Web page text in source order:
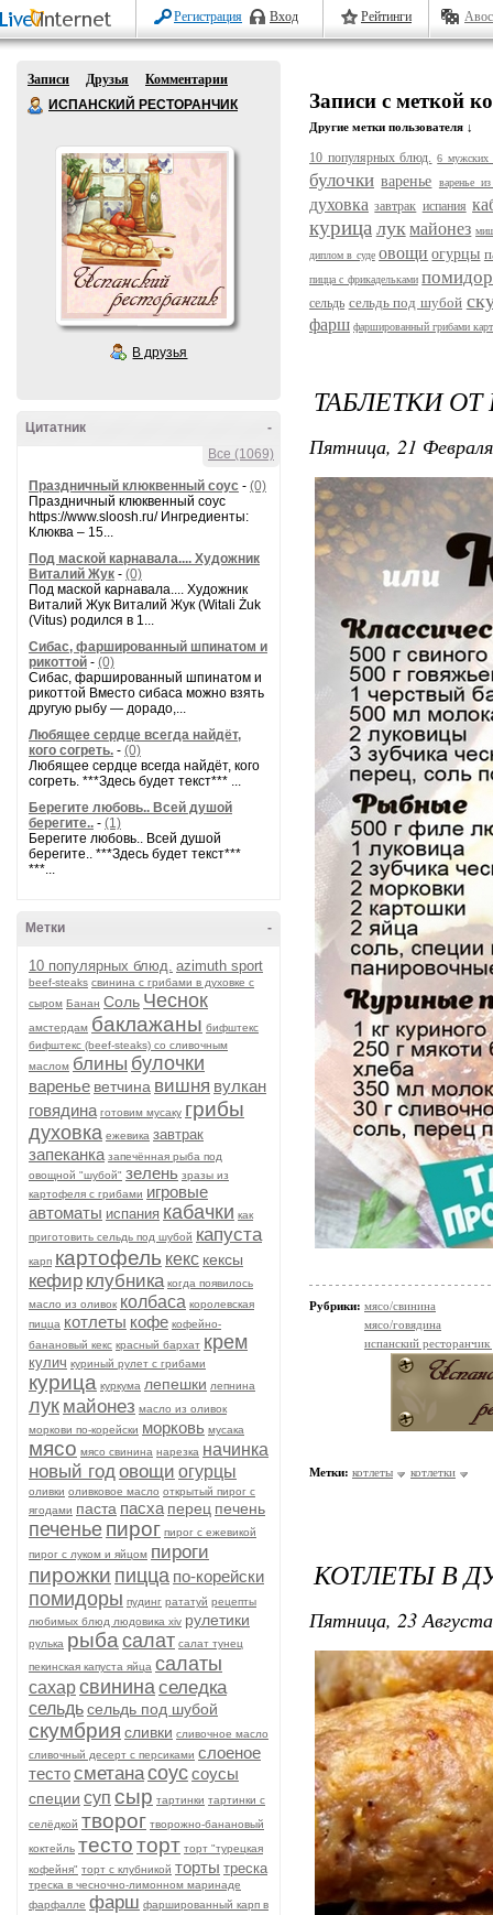
Регистрация Вход Рейтинги
Записи Друзья
Комментарии
ИСПАНСКИЙ РЕСТОРАНЧИК
В друзья
-
Цитатник
Все (1069)
Праздничный клюквенный соус - (0)
Праздничный клюквенный соус
https://www.sloosh.ru/ Ингредиенты:
Клюква – 15...
Под маской карнавала.... Художник
Виталий Жук - (0)
Под маской карнавала.... Художник
Виталий Жук Виталий Жук (Witali Żuk
(Vitus) родился в 1...
Сибас, фаршированный шпинатом и
рикоттой - (0)
Сибас, фаршированный шпинатом и
рикоттой Вместо сибаса можно взять
другую рыбу — дорадо,...
Любящее сердце всегда найдёт,
кого согреть. - (0)
Любящее сердце всегда найдёт, кого
согреть. ***Здесь будет текст*** ...
Берегите любовь.. Всей душой
берегите.. - (1)
Берегите любовь.. Всей душой
берегите.. ***Здесь будет текст***
***...
-
Метки
10 популярных блюд. azimuth sport
beef-stеаks cвинина с грибами в духовке с
сыром Банан Соль Чеснок
амстердам баклажаны бифштекс
бифштекс (beef-stеаks) со сливочным
маслом блины булочки
варенье ветчина вишня вулкан
говядина готовим мусаку грибы
духовка ежевика завтрак
запеканка запечённая рыба под
овощной "шубой" зелень зразы из
картофеля с грибами игровые
автоматы испания кабачки как
приготовить сельдь под шубой капуста
карп картофель кекс кексы
кефир клубника когда появилось
масло из оливок колбаса королевская
пицца котлеты кофе кофейно-
банановый кекс красный бархат крем
кулич куриный рулет с грибами
курица куркума лепешки лепнина
лук майонез масло из оливок
моркови по-корейски морковь мусака
мясо мясо свинина нарезка начинка
новый годовощи огурцы
оливки оливковое масло открытый пирог с
ягодами паста пасха перец печень
печенье пирог пирог с ежевикой
пирог с луком и яйцом пироги
пирожки пицца по-корейски
помидоры пудинг рататуй рецепты
любимых блюд людовика xiv рулетики
рулька рыба салат салат тунец
пекинская капуста яйца салаты
сахарсвининаселедка
сельдьсельдь под шубой
скумбрия сливки сливочное масло
сливочный десерт с персиками слоеное
тестосметанасоуссоусы
специи суп сыр тартинки тартинки с
селёдкой творог творожно-банановый
коктейль тестоторт торт "турецкая
кофейня" торт с клубникой торты треска
треска в чесночно-лимонном маринаде
фарфалле фарш фаршированный карп в
Записи с меткой
Другие метки пользователя ↓
10 популярных блюд. 6 мужских
булочки варенье варенье
духовка завтрак испания
курица лук майонез
диплом в суде овощи огурцы
пицца с фрикадельками
сельдь сельдь под шубой
фарш фаршированный грибами
ТАБЛЕТКИ
Пятница, 21
Рубрики: мясо/свинина
мясо/говядина
испанский
Метки: котлеты котлетки
КОТЛЕТЫ В
Пятница, 23